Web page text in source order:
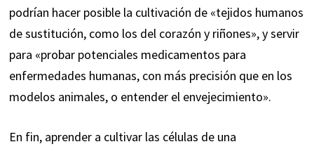
podrían hacer posible la cultivación de «tejidos humanos
de sustitución, como los del corazón y riñones», y servir
para «probar potenciales medicamentos para
enfermedades humanas, con más precisión que en los
modelos animales, o entender el envejecimiento».
En fin, aprender a cultivar las células de una